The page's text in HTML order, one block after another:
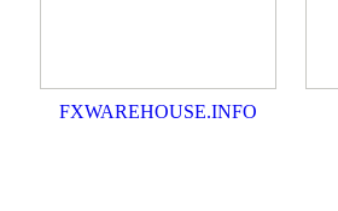
FXWAREHOUSE.INFO